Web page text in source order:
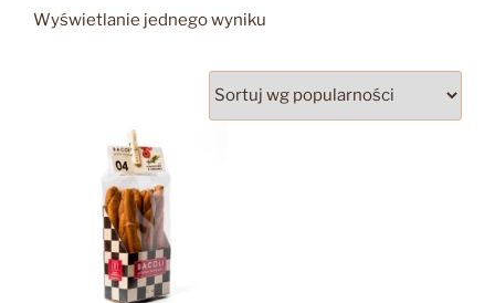
Wyświetlanie jednego wyniku